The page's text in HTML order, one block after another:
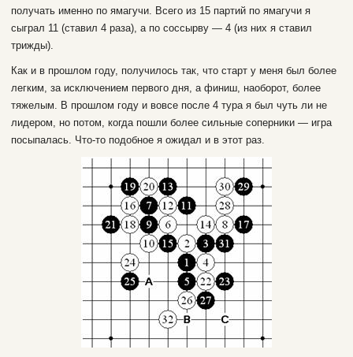
получать именно по ямагучи. Всего из 15 партий по ямагучи я
сыграл 11 (ставил 4 раза), а по соссырву — 4 (из них я ставил
трижды).
Как и в прошлом году, получилось так, что старт у меня был более
легким, за исключением первого дня, а финиш, наоборот, более
тяжелым. В прошлом году и вовсе после 4 тура я был чуть ли не
лидером, но потом, когда пошли более сильные соперники — игра
посыпалась. Что-то подобное я ожидал и в этот раз.